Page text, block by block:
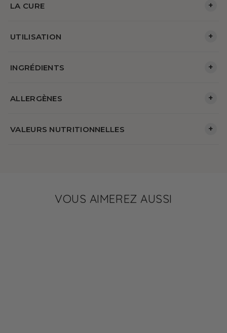
LA CURE +
UTILISATION +
INGRÉDIENTS +
ALLERGÈNES +
VALEURS NUTRITIONNELLES +
VOUS AIMEREZ AUSSI